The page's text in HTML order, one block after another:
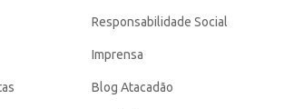
Responsabilidade Social
Imprensa
Blog Atacadão